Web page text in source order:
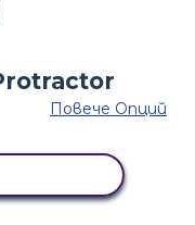
Повече Опций